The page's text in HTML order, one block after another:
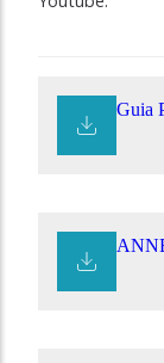
Guia